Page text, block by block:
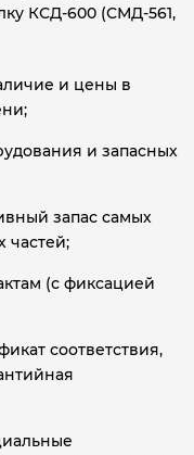
КСД-600 (СМД-561,
и цены в
и запасных
запас самых
частей;
(с фиксацией
соответствия,